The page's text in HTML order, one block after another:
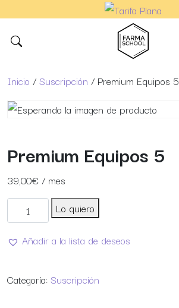
Inicio /Suscripción / Premium Equipos 5
Premium Equipos 5
39,00€/ mes
Premium Equipos 5 cantidad
Lo quiero
Añadir a la lista de deseos
Categoría:Suscripción